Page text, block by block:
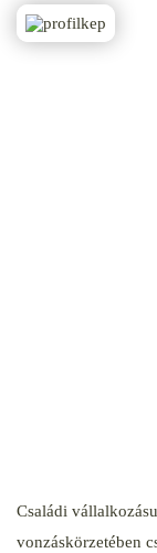
Családi
vonzáskörzetében